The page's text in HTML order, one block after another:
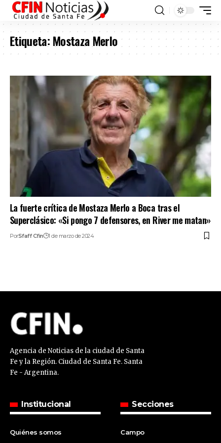
Etiqueta:Mostaza Merlo
La fuerte crítica de Mostaza Merlo a Boca tras el
Superclásico: «Si pongo 7 defensores, en River me matan»
PorSfaff Cfin 1 de marzo de 2024
Agencia de Noticias de la ciudad de Santa
Fe y la Región. Ciudad de Santa Fe. Santa
Fe - Argentina.
Institucional
Quiénes somos
Secciones
Campo